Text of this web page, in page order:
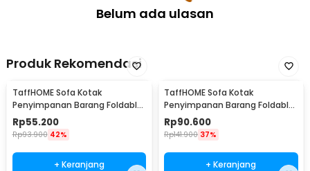
Belum ada ulasan
Produk Rekomendasi
TaffHOME Sofa Kotak
Penyimpanan Barang Foldable
Storage Box 30x30x30cm - L170
Rp55.200
Rp93.900 42%
+ Keranjang
TaffHOME Sofa Kotak
Penyimpanan Barang Foldable
Storage Box 48x30x30cm - L170
Rp90.600
Rp141.900 37%
+ Keranjang